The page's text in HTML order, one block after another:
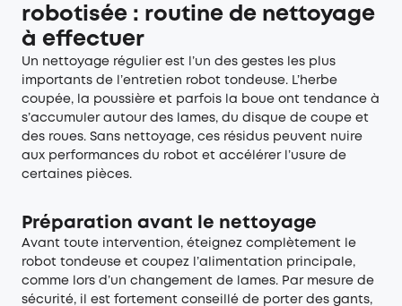
robotisée : routine de nettoyage
à effectuer
Un nettoyage régulier est l’un des gestes les plus
importants de l’entretien robot tondeuse. L’herbe
coupée, la poussière et parfois la boue ont tendance à
s’accumuler autour des lames, du disque de coupe et
des roues. Sans nettoyage, ces résidus peuvent nuire
aux performances du robot et accélérer l’usure de
certaines pièces.
Préparation avant le nettoyage
Avant toute intervention, éteignez complètement le
robot tondeuse et coupez l’alimentation principale,
comme lors d’un changement de lames. Par mesure de
sécurité, il est fortement conseillé de porter des gants,